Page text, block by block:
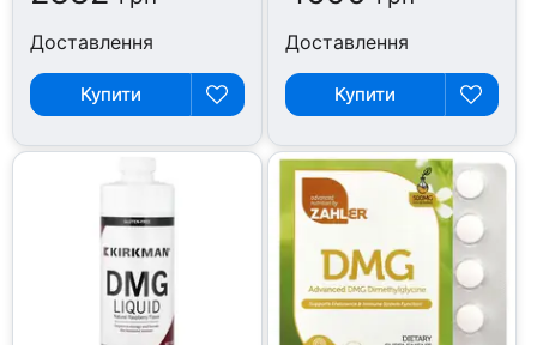
Доставлення
Купити
Доставлення
Купити